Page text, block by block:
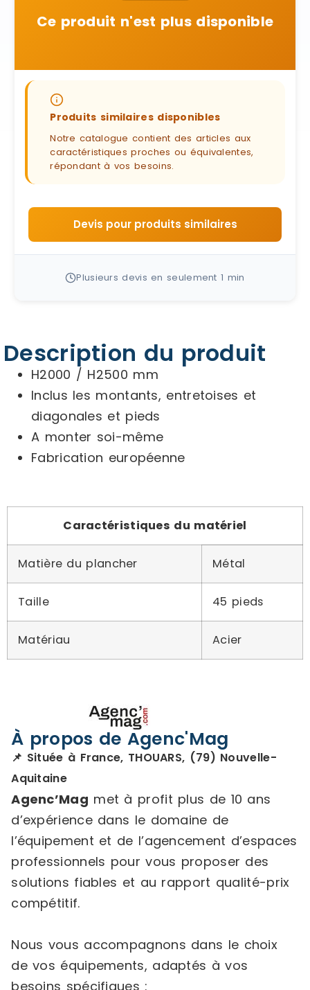
Ce produit n'est plus disponible
Produits similaires disponibles
Notre catalogue contient des articles aux
caractéristiques proches ou équivalentes,
répondant à vos besoins.
Devis pour produits similaires
Plusieurs devis en seulement 1 min
Description du produit
H2000 / H2500 mm
Inclus les montants, entretoises et
diagonales et pieds
A monter soi-même
Fabrication européenne
Caractéristiques du matériel
Matière du plancher Métal
Taille 45 pieds
Matériau Acier
À propos de Agenc'Mag
📌 Située à France, THOUARS, (79) Nouvelle-
Aquitaine
Agenc’Mag met à profit plus de 10 ans
d’expérience dans le domaine de
l’équipement et de l’agencement d’espaces
professionnels pour vous proposer des
solutions fiables et au rapport qualité-prix
compétitif.
Nous vous accompagnons dans le choix
de vos équipements, adaptés à vos
besoins spécifiques :